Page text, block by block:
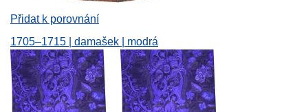
Přidat k porovnání
1705–1715 | damašek | modrá